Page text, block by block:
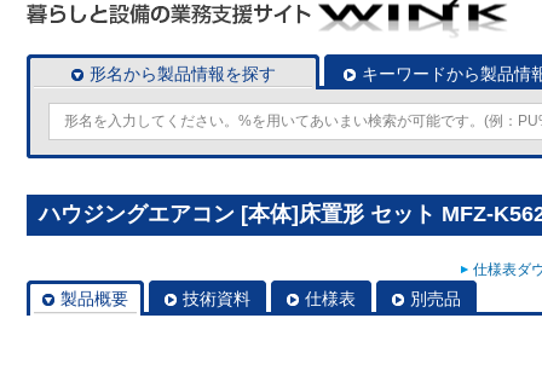
形名から製品情報を探す キーワードから製品情
ハウジングエアコン [本体]床置形 セット MFZ-
仕様表ダ
製品概要 技術資料 仕様表 別売品